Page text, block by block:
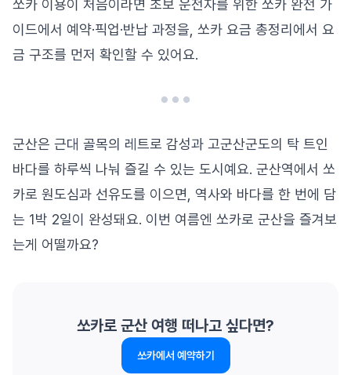
쏘카 이용이 처음이라면 초보 운전자를 위한 쏘카 완전 가
이드에서 예약·픽업·반납 과정을, 쏘카 요금 총정리에서 요
금 구조를 먼저 확인할 수 있어요.
군산은 근대 골목의 레트로 감성과 고군산군도의 탁 트인
바다를 하루씩 나눠 즐길 수 있는 도시예요. 군산역에서 쏘
카로 원도심과 선유도를 이으면, 역사와 바다를 한 번에 담
는 1박 2일이 완성돼요. 이번 여름엔 쏘카로 군산을 즐겨보
는게 어떨까요?
쏘카로 군산 여행 떠나고 싶다면?
쏘카에서 예약하기